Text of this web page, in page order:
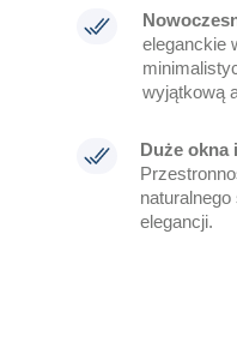
eleganckie
wyjątkową
Duże okna
naturalnego
elegancji.